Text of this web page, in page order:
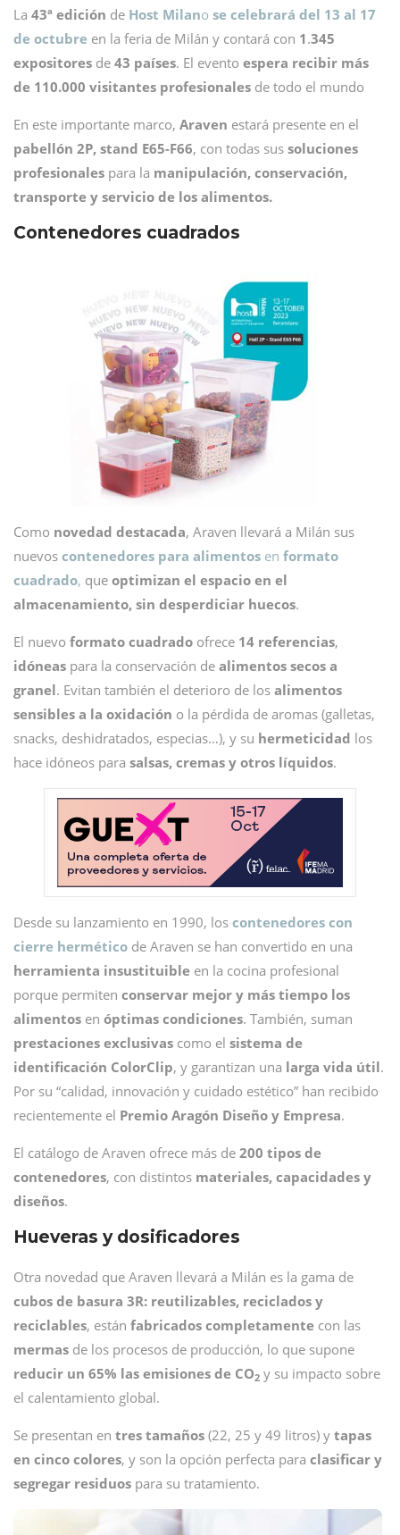
La 43ª edición de Host Milano se celebrará del 13 al 17
de octubre en la feria de Milán y contará con 1 .345
expositores de 43 países. El evento espera recibir más
de 110.000 visitantes profesionales de todo el mundo
En este importante marco, Araven estará presente en el
pabellón 2P, stand E65-F66, con todas sus soluciones
profesionales para la manipulación, conservación,
transporte y servicio de los alimentos.
Contenedores cuadrados
Como novedad destacada, Araven llevará a Milán sus
nuevos contenedores para alimentos en formato
cuadrado, que optimizan el espacio en el
almacenamiento, sin desperdiciar huecos.
El nuevo formato cuadrado ofrece 14 referencias,
idóneas para la conservación de alimentos secos a
granel. Evitan también el deterioro de los alimentos
sensibles a la oxidación o la pérdida de aromas (galletas,
snacks, deshidratados, especias…), y su hermeticidad los
hace idóneos para salsas, cremas y otros líquidos.
Desde su lanzamiento en 1990, los contenedores con
cierre hermético de Araven se han convertido en una
herramienta insustituible en la cocina profesional
porque permiten conservar mejor y más tiempo los
alimentos en óptimas condiciones. También, suman
prestaciones exclusivas como el sistema de
identificación ColorClip, y garantizan una larga vida útil.
Por su “calidad, innovación y cuidado estético” han recibido
recientemente el Premio Aragón Diseño y Empresa.
El catálogo de Araven ofrece más de 200 tipos de
contenedores, con distintos materiales, capacidades y
diseños.
Hueveras y dosificadores
Otra novedad que Araven llevará a Milán es la gama de
cubos de basura 3R: reutilizables, reciclados y
reciclables, están fabricados completamente con las
mermas de los procesos de producción, lo que supone
reducir un 65% las emisiones de CO2 y su impacto sobre
el calentamiento global.
Se presentan en tres tamaños (22, 25 y 49 litros) y tapas
en cinco colores, y son la opción perfecta para clasificar y
segregar residuos para su tratamiento.